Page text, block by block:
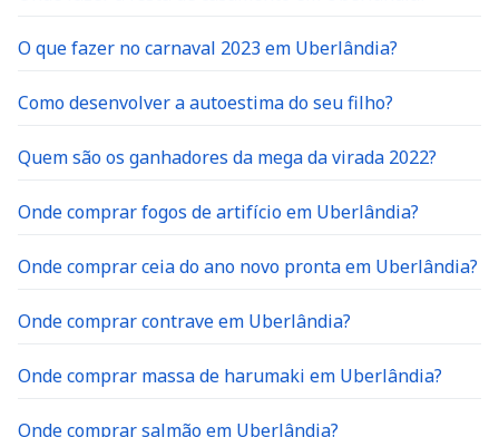
O que fazer no carnaval 2023 em Uberlândia?
Como desenvolver a autoestima do seu filho?
Quem são os ganhadores da mega da virada 2022?
Onde comprar fogos de artifício em Uberlândia?
Onde comprar ceia do ano novo pronta em Uberlândia?
Onde comprar contrave em Uberlândia?
Onde comprar massa de harumaki em Uberlândia?
Onde comprar salmão em Uberlândia?